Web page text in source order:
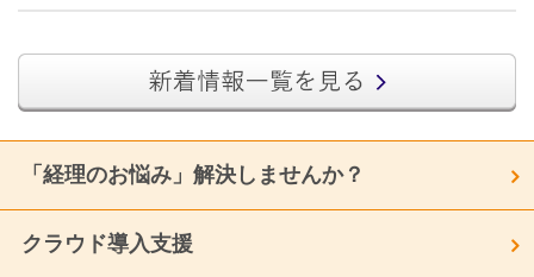
「経理のお悩み」解決しませんか？
クラウド導入支援